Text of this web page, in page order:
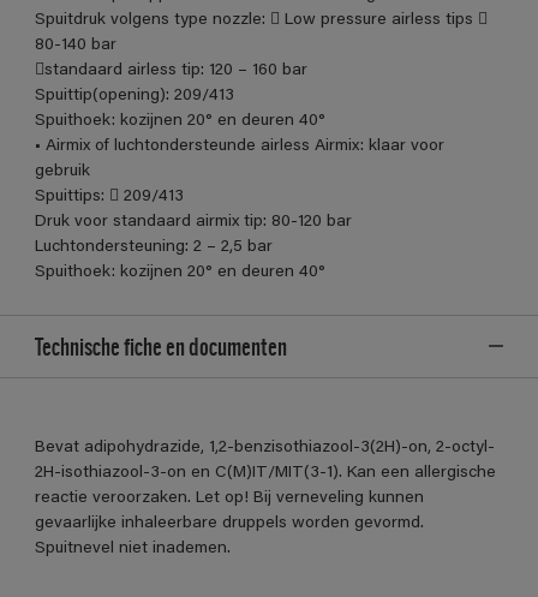
Spuitdruk volgens type nozzle:  Low pressure airless tips 
80-140 bar
standaard airless tip: 120 – 160 bar
Spuittip(opening): 209/413
Spuithoek: kozijnen 20° en deuren 40°
• Airmix of luchtondersteunde airless Airmix: klaar voor
gebruik
Spuittips:  209/413
Druk voor standaard airmix tip: 80-120 bar
Luchtondersteuning: 2 – 2,5 bar
Spuithoek: kozijnen 20° en deuren 40°
Technische fiche en documenten
Bevat adipohydrazide, 1,2-benzisothiazool-3(2H)-on, 2-octyl-
2H-isothiazool-3-on en C(M)IT/MIT(3-1). Kan een allergische
reactie veroorzaken. Let op! Bij verneveling kunnen
gevaarlijke inhaleerbare druppels worden gevormd.
Spuitnevel niet inademen.